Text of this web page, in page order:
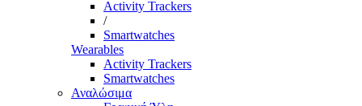
Activity Trackers
/
Smartwatches
Wearables
Activity Trackers
Smartwatches
Αναλώσιμα